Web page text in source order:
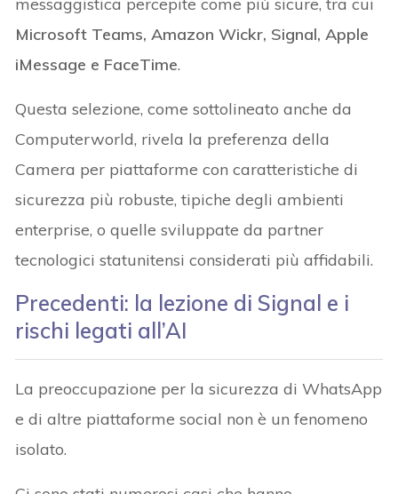
Microsoft Teams, Amazon Wickr, Signal, Apple
iMessage e FaceTime.
Questa selezione, come sottolineato anche da
Computerworld, rivela la preferenza della
Camera per piattaforme con caratteristiche di
sicurezza più robuste, tipiche degli ambienti
enterprise, o quelle sviluppate da partner
tecnologici statunitensi considerati più affidabili.
Precedenti: la lezione di Signal e i
rischi legati all’AI
La preoccupazione per la sicurezza di WhatsApp
e di altre piattaforme social non è un fenomeno
isolato.